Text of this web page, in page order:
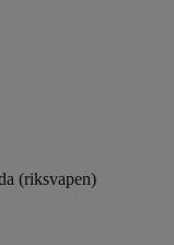
(riksvapen)